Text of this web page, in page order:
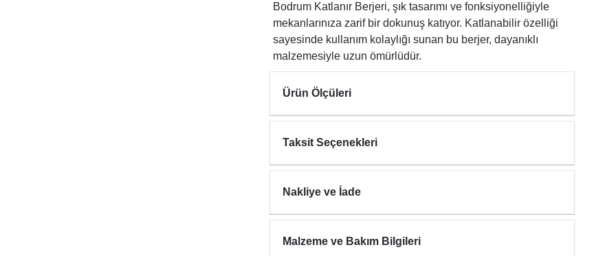
Bodrum Katlanır Berjeri, şık tasarımı ve fonksiyonelliğiyle
mekanlarınıza zarif bir dokunuş katıyor. Katlanabilir özelliği
sayesinde kullanım kolaylığı sunan bu berjer, dayanıklı
malzemesiyle uzun ömürlüdür.
Ürün Ölçüleri
Taksit Seçenekleri
Nakliye ve İade
Malzeme ve Bakım Bilgileri